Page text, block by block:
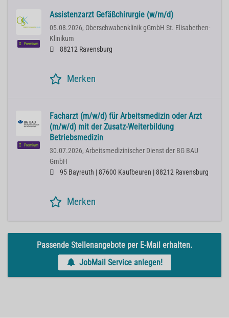
Premium
Assistenzarzt Gefäßchirurgie (w/m/d)
05.08.2026, Oberschwabenklinik gGmbH St. Elisabethen-
Klinikum
88212 Ravensburg
Merken
Premium
Facharzt (m/w/d) für Arbeitsmedizin oder Arzt
(m/w/d) mit der Zusatz-Weiterbildung
Betriebsmedizin
30.07.2026, Arbeitsmedizinischer Dienst der BG BAU
GmbH
95 Bayreuth | 87600 Kaufbeuren | 88212 Ravensburg
Merken
Passende Stellenangebote per E-Mail erhalten.
JobMail Service anlegen!